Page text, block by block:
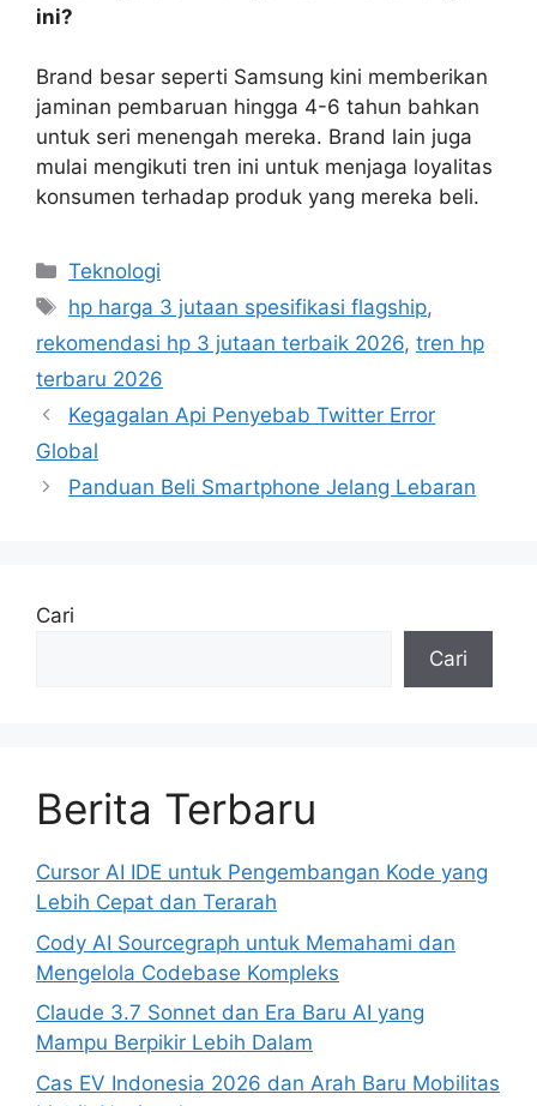
ini?
Brand besar seperti Samsung kini memberikan
jaminan pembaruan hingga 4-6 tahun bahkan
untuk seri menengah mereka. Brand lain juga
mulai mengikuti tren ini untuk menjaga loyalitas
konsumen terhadap produk yang mereka beli.
Kategori
Teknologi
Tag
hp harga 3 jutaan spesifikasi flagship,
rekomendasi hp 3 jutaan terbaik 2026, tren hp
terbaru 2026
Kegagalan Api Penyebab Twitter Error
Global
Panduan Beli Smartphone Jelang Lebaran
Cari
Cari
Berita Terbaru
Cursor AI IDE untuk Pengembangan Kode yang
Lebih Cepat dan Terarah
Cody AI Sourcegraph untuk Memahami dan
Mengelola Codebase Kompleks
Claude 3.7 Sonnet dan Era Baru AI yang
Mampu Berpikir Lebih Dalam
Cas EV Indonesia 2026 dan Arah Baru Mobilitas